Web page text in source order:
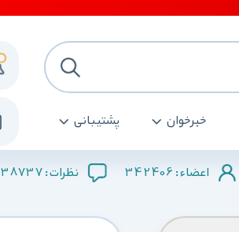
خبرخوان پشتیبانی
اعضاء : 342406 نظرات :38737